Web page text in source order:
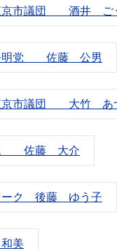
京市議団 酒井 ご
明党 佐藤 公男
京市議団 大竹 あ
ム 佐藤 大介
ーク 後藤 ゆう子
美